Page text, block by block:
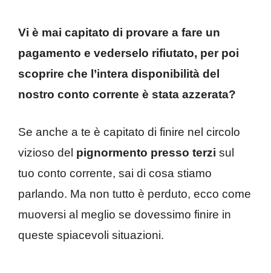
Vi è mai capitato di provare a fare un
pagamento e vederselo rifiutato, per poi
scoprire che l’intera disponibilità del
nostro conto corrente è stata azzerata?
Se anche a te è capitato di finire nel circolo
vizioso del pignormento presso terzi sul
tuo conto corrente, sai di cosa stiamo
parlando. Ma non tutto è perduto, ecco come
muoversi al meglio se dovessimo finire in
queste spiacevoli situazioni.